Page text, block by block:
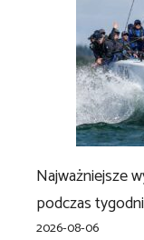
Najważniejsze
podczas
2026-08-06